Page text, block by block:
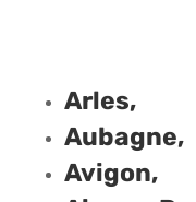
Arles,
Aubagne,
Avigon,